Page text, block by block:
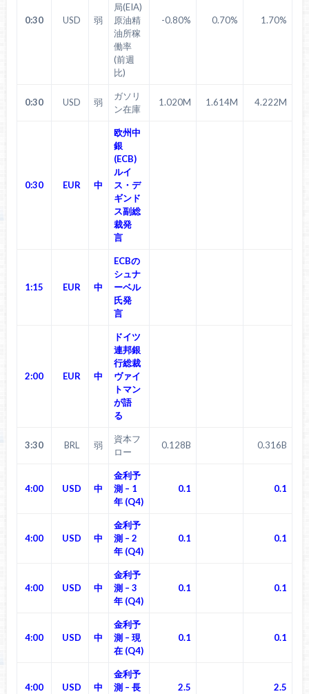
0:30 USD 弱
局(EIA)
原油精
油所稼
働率
(前週
比)
-0.80% 0.70% 1.70%
0:30 USD 弱
ガソリ
ン在庫
1.020M 1.614M 4.222M
0:30 EUR 中
欧州中
銀
(ECB)
ルイ
ス・デ
ギンド
ス副総
裁発
言
1:15 EUR 中
ECBの
シュナ
ーベル
氏発
言
2:00 EUR 中
ドイツ
連邦銀
行総裁
ヴァイ
トマン
が語
る
3:30 BRL 弱
資本フ
ロー
0.128B 0.316B
4:00 USD 中
金利予
測 – 1
年 (Q4)
0.1 0.1
4:00 USD 中
金利予
測 – 2
年 (Q4)
0.1 0.1
4:00 USD 中
金利予
測 – 3
年 (Q4)
0.1 0.1
4:00 USD 中
金利予
測 – 現
在 (Q4)
0.1 0.1
4:00 USD 中
金利予
測 – 長
2.5 2.5